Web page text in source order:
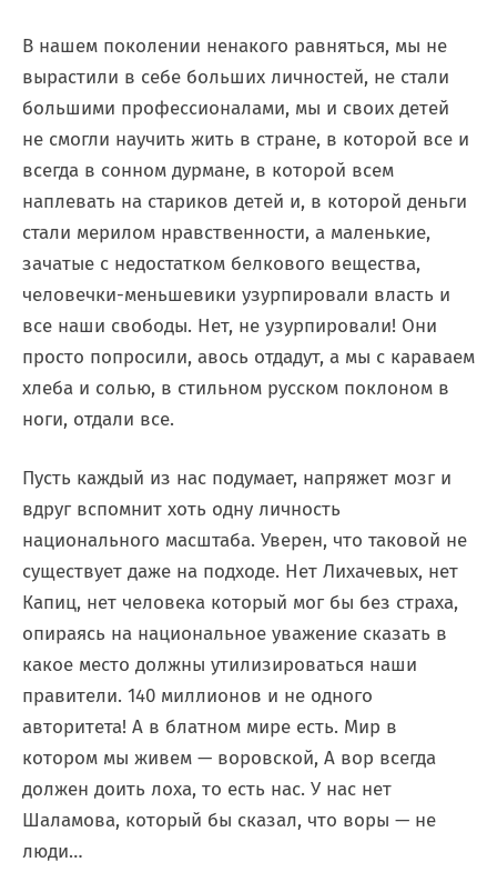
В нашем поколении ненакого равняться, мы не
вырастили в себе больших личностей, не стали
большими профессионалами, мы и своих детей
не смогли научить жить в стране, в которой все и
всегда в сонном дурмане, в которой всем
наплевать на стариков детей и, в которой деньги
стали мерилом нравственности, а маленькие,
зачатые с недостатком белкового вещества,
человечки-меньшевики узурпировали власть и
все наши свободы. Нет, не узурпировали! Они
просто попросили, авось отдадут, а мы с караваем
хлеба и солью, в стильном русском поклоном в
ноги, отдали все.
Пусть каждый из нас подумает, напряжет мозг и
вдруг вспомнит хоть одну личность
национального масштаба. Уверен, что таковой не
существует даже на подходе. Нет Лихачевых, нет
Капиц, нет человека который мог бы без страха,
опираясь на национальное уважение сказать в
какое место должны утилизироваться наши
правители. 140 миллионов и не одного
авторитета! А в блатном мире есть. Мир в
котором мы живем — воровской, А вор всегда
должен доить лоха, то есть нас. У нас нет
Шаламова, который бы сказал, что воры — не
люди…